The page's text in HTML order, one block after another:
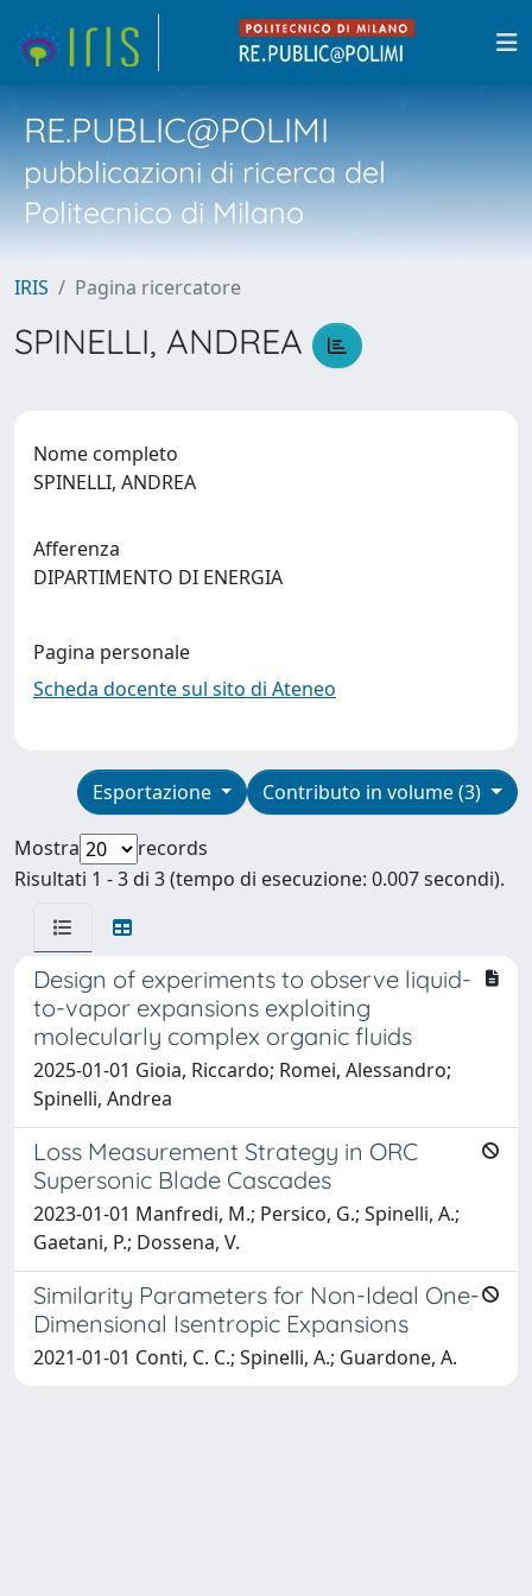
RE.PUBLIC@POLIMI
pubblicazioni di ricerca del
Politecnico di Milano
IRIS Pagina ricercatore
SPINELLI, ANDREA
Nome completo
SPINELLI, ANDREA
Afferenza
DIPARTIMENTO DI ENERGIA
Pagina personale
Scheda docente sul sito di Ateneo
Contributo in volume (3)
Esportazione
Mostra
records
Risultati 1 - 3 di 3 (tempo di esecuzione: 0.007 secondi).
Design of experiments to observe liquid-
to-vapor expansions exploiting
molecularly complex organic fluids
2025-01-01 Gioia, Riccardo; Romei, Alessandro;
Spinelli, Andrea
Loss Measurement Strategy in ORC
Supersonic Blade Cascades
2023-01-01 Manfredi, M.; Persico, G.; Spinelli, A.;
Gaetani, P.; Dossena, V.
Similarity Parameters for Non-Ideal One-
Dimensional Isentropic Expansions
2021-01-01 Conti, C. C.; Spinelli, A.; Guardone, A.